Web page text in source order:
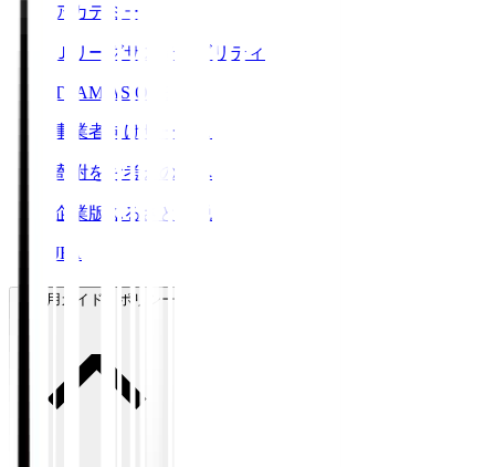
アカデミー
Ｊリーグサステナビリティ
TEAM AS ONE
事業者向けサービス
寄附をお考えの方へ
企業版ふるさと納税
JFA
ご利用ガイド・ポリシー